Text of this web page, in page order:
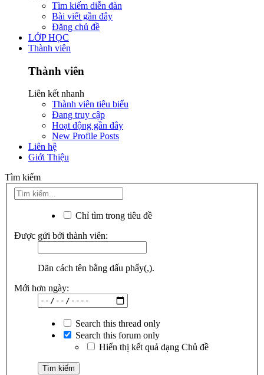
Tìm kiếm diễn đàn
Bài viết gần đây
Đăng chủ đề
LỚP HỌC
Thành viên
Thành viên
Liên kết nhanh
Thành viên tiêu biểu
Đang truy cập
Hoạt động gần đây
New Profile Posts
Liên hệ
Giới Thiệu
Tìm kiếm
Chỉ tìm trong tiêu đề
Được gửi bởi thành viên:
Dãn cách tên bằng dấu phẩy(,).
Mới hơn ngày:
Search this thread only
Search this forum only
Hiển thị kết quả dạng Chủ đề